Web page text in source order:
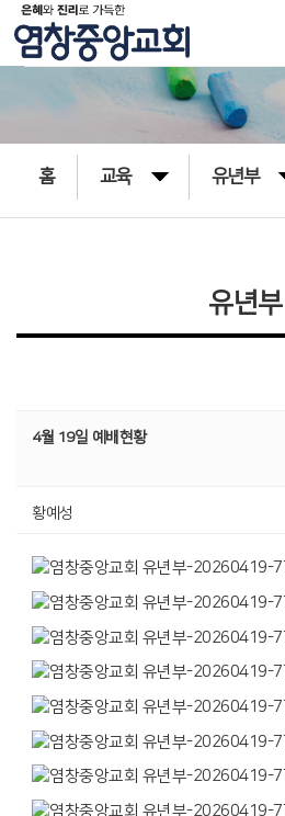
홈 교육 유년부
유년부
4월 19일 예배현황
황예성